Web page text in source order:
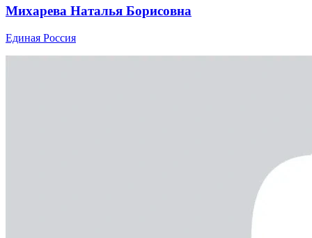
Михарева Наталья Борисовна
Единая Россия